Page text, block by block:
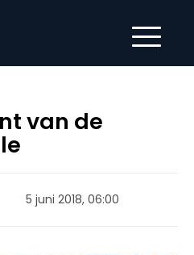
van de
5 juni 2018, 06:00